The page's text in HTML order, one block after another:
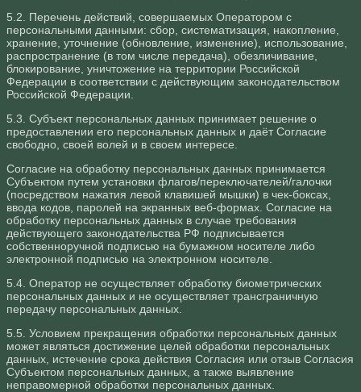
5.2. Перечень действий, совершаемых Оператором с
персональными данными: сбор, систематизация, накопление,
хранение, уточнение (обновление, изменение), использование,
распространение (в том числе передача), обезличивание,
блокирование, уничтожение на территории Российской
Федерации в соответствии с действующим законодательством
Российской Федерации.
5.3. Субъект персональных данных принимает решение о
предоставлении его персональных данных и даёт Согласие
свободно, своей волей и в своем интересе.
Согласие на обработку персональных данных принимается
Субъектом путем установки флагов/переключателей/галочки
(посредством нажатия левой клавишей мышки) в чек-боксах,
ввода кодов, паролей на экранных веб-формах. Согласие на
обработку персональных данных в случае требования
действующего законодательства РФ подписывается
собственноручной подписью на бумажном носителе либо
электронной подписью на электронном носителе.
5.4. Оператор не осуществляет обработку биометрических
персональных данных и не осуществляет трансграничную
передачу персональных данных.
5.5. Условием прекращения обработки персональных данных
может являться достижение целей обработки персональных
данных, истечение срока действия Согласия или отзыв Согласия
Субъектом персональных данных, а также выявление
неправомерной обработки персональных данных.